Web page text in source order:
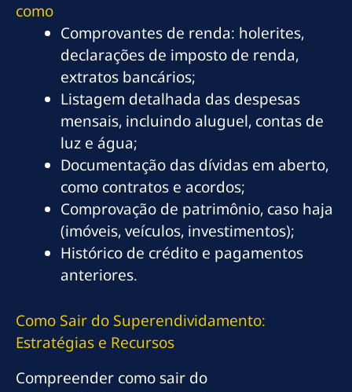
como
Comprovantes de renda: holerites,
declarações de imposto de renda,
extratos bancários;
Listagem detalhada das despesas
mensais, incluindo aluguel, contas de
luz e água;
Documentação das dívidas em aberto,
como contratos e acordos;
Comprovação de patrimônio, caso haja
(imóveis, veículos, investimentos);
Histórico de crédito e pagamentos
anteriores.
Como Sair do Superendividamento:
Estratégias e Recursos
Compreender como sair do